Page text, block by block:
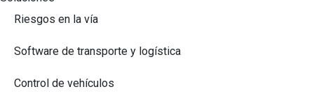
Riesgos en la vía
Software de transporte y logística
Control de vehículos